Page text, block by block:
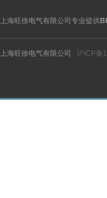
上海旺徐电气有限公司专业提供
上海旺徐电气有限公司 沪ICP备